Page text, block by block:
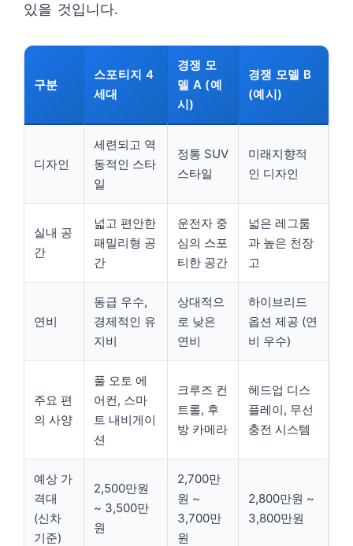
있을 것입니다.
구분
스포티지 4
세대
경쟁 모
델 A (예
시)
경쟁 모델 B
(예시)
디자인
세련되고 역
동적인 스타
일
정통 SUV
스타일
미래지향적
인 디자인
실내 공
간
넓고 편안한
패밀리형 공
간
운전자 중
심의 스포
티한 공간
넓은 레그룸
과 높은 천장
고
연비
동급 우수,
경제적인 유
지비
상대적으
로 낮은
연비
하이브리드
옵션 제공 (연
비 우수)
주요 편
의 사양
풀 오토 에
어컨, 스마
트 내비게이
션
크루즈 컨
트롤, 후
방 카메라
헤드업 디스
플레이, 무선
충전 시스템
예상 가
격대
(신차
기준)
2,500만원
~ 3,500만
원
2,700만
원 ~
3,700만
원
2,800만원 ~
3,800만원